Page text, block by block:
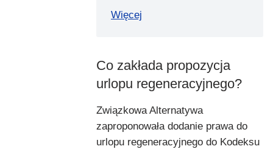
Więcej
Co zakłada propozycja
urlopu regeneracyjnego?
Związkowa Alternatywa
zaproponowała dodanie prawa do
urlopu regeneracyjnego do Kodeksu